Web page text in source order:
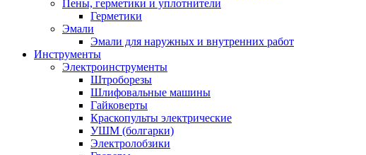
Пены, герметики и уплотнители
Герметики
Эмали
Эмали для наружных и внутренних работ
Инструменты
Электроинструменты
Штроборезы
Шлифовальные машины
Гайковерты
Краскопульты электрические
УШМ (болгарки)
Электролобзики